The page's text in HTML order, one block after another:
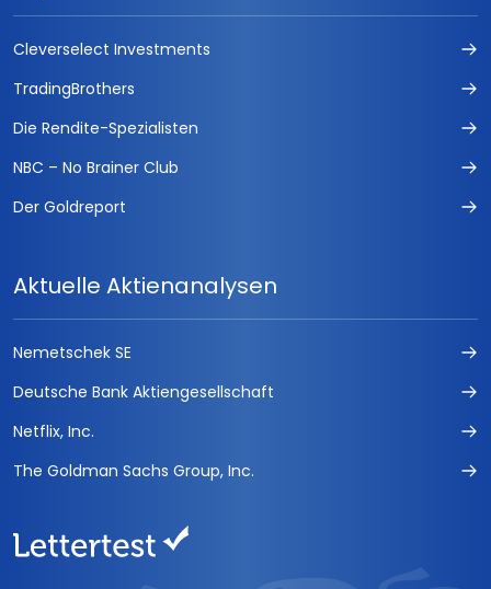
Cleverselect Investments
TradingBrothers
Die Rendite-Spezialisten
NBC – No Brainer Club
Der Goldreport
Aktuelle Aktienanalysen
Nemetschek SE
Deutsche Bank Aktiengesellschaft
Netflix, Inc.
The Goldman Sachs Group, Inc.